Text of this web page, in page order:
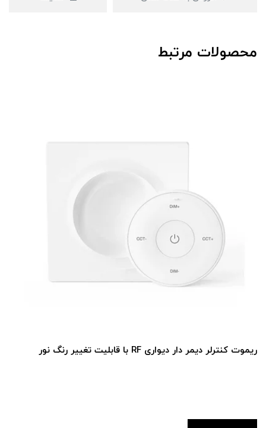
محصولات مرتبط
ریموت کنترلر دیمر دار دیواری RF با قابلیت تغییر رنگ نور